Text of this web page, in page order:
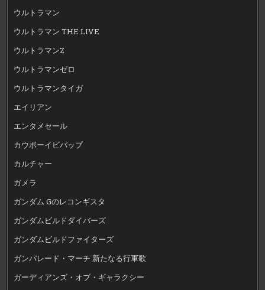
ウルトラマン
ウルトラマン THE LIVE
ウルトラマンZ
ウルトラマンゼロ
ウルトラマンタイガ
エイリアン
エンタメセール
カウボーイビバップ
カルチャー
ガメラ
ガンダム Gのレコンギスタ
ガンダムビルドダイバーズ
ガンダムビルドファイターズ
ガンパレード・マーチ 新たなる行軍歌
ガーディアンズ・オブ・ギャラクシー